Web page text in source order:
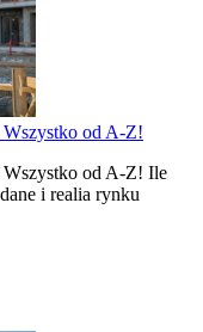
od A-Z!
od A-Z! Ile
i realia rynku